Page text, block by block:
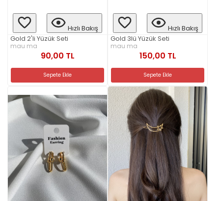
Hızlı Bakış
Gold 2'li Yüzük Seti
mau ma
90,00 TL
Sepete Ekle
Hızlı Bakış
Gold 3lü Yüzük Seti
mau ma
150,00 TL
Sepete Ekle